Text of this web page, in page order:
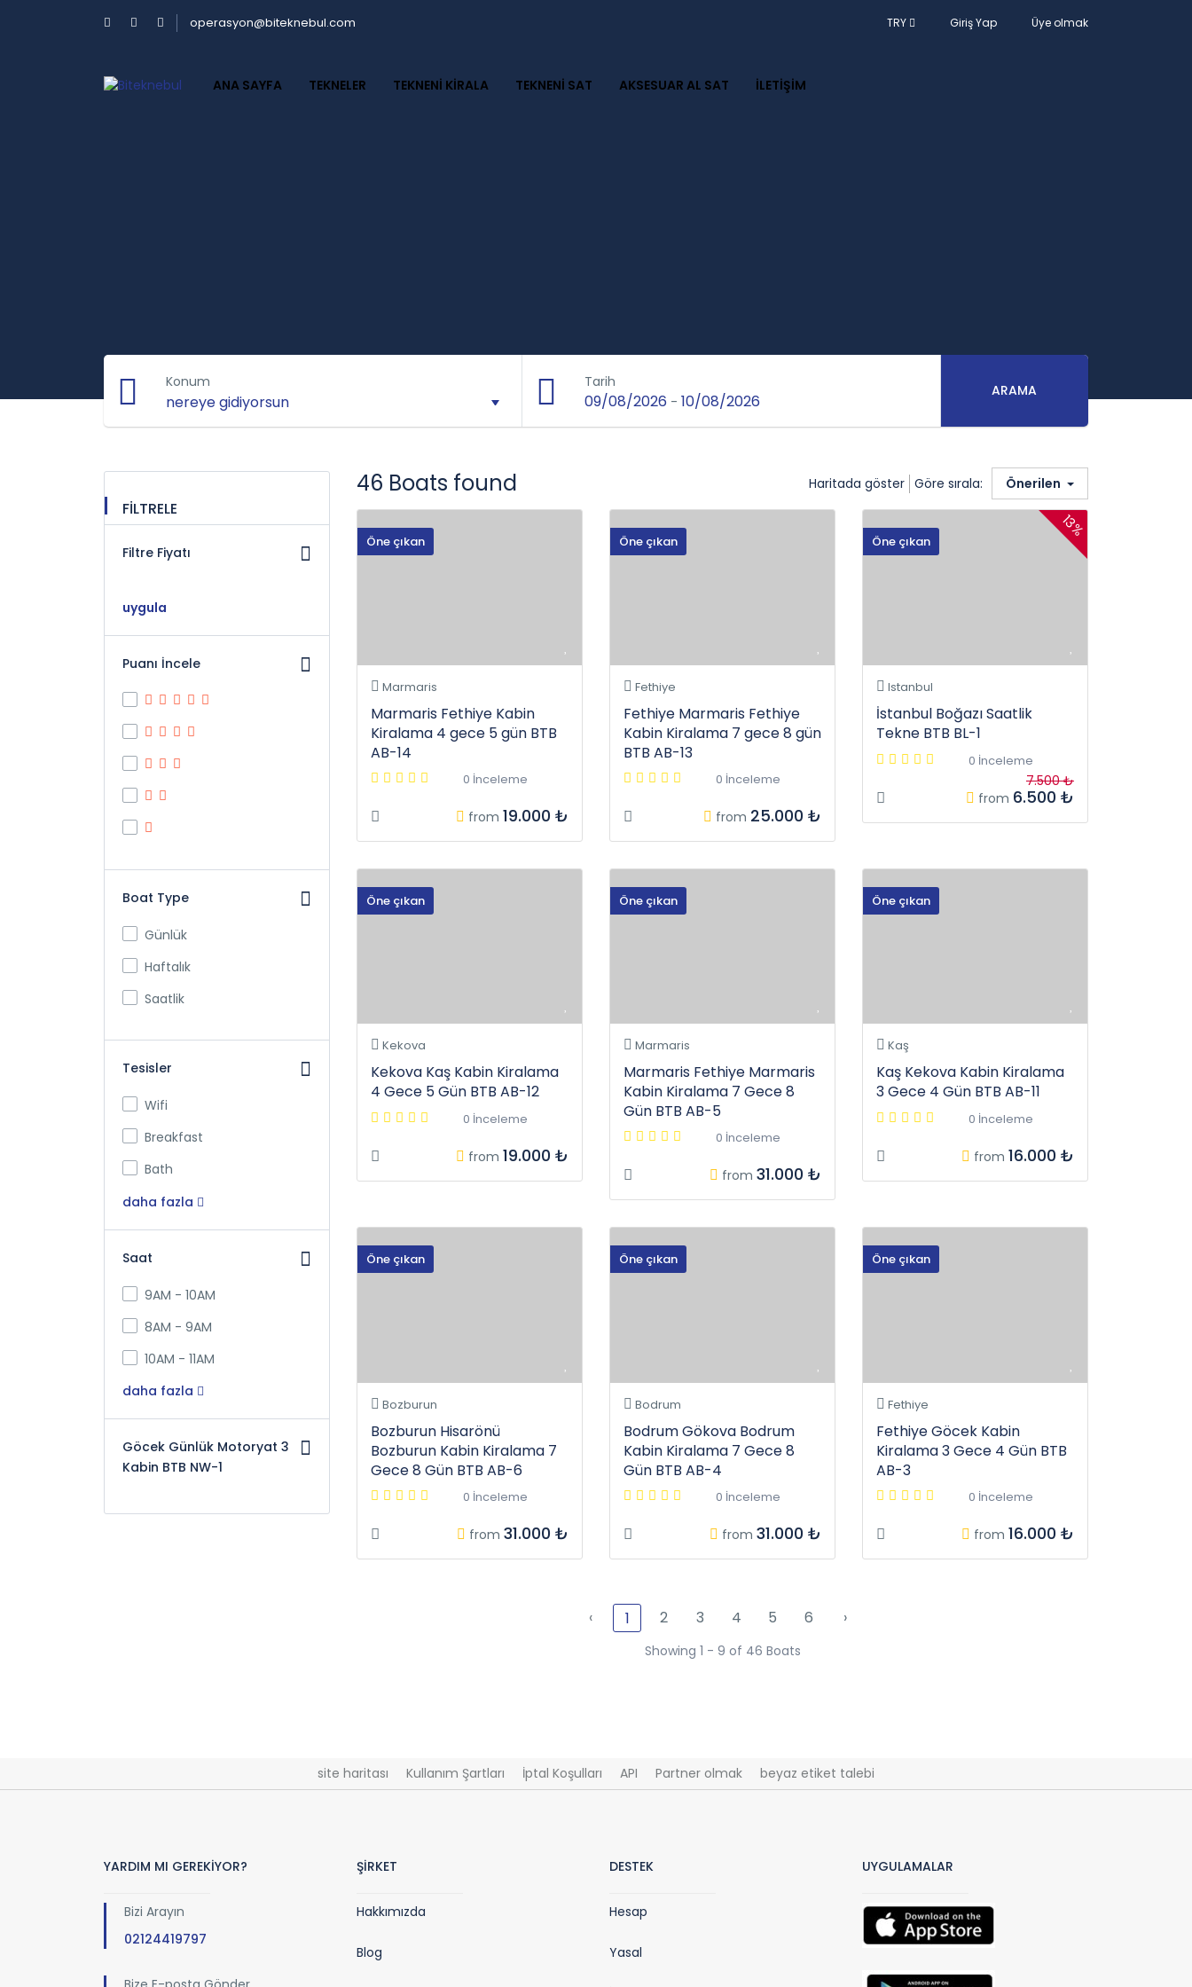
operasyon@biteknebul.com TRY Giriş Yap Üye olmak
ANA SAYFA TEKNELER TEKNENI KIRALA TEKNENI SAT AKSESUAR AL SAT İLETIŞIM
Konum Tarih
09/08/2026 - 10/08/2026
ARAMA
FİLTRELE
Filtre Fiyatı
uygula
Puanı İncele
Boat Type
Günlük
Haftalık
Saatlik
Tesisler
Wifi
Breakfast
Bath
daha fazla
Saat
9AM - 10AM
8AM - 9AM
10AM - 11AM
daha fazla
Göcek Günlük Motoryat 3
Kabin BTB NW-1
46 Boats found Haritada göster Göre sırala: Önerilen
Öne çıkan
Marmaris
Marmaris Fethiye Kabin
Kiralama 4 gece 5 gün BTB
AB-14
0 İnceleme
from 19.000 ₺
Öne çıkan
Fethiye
Fethiye Marmaris Fethiye
Kabin Kiralama 7 gece 8 gün
BTB AB-13
0 İnceleme
from 25.000 ₺
Öne çıkan
13%
Istanbul
İstanbul Boğazı Saatlik
Tekne BTB BL-1
0 İnceleme
from
7.500 ₺
6.500 ₺
Öne çıkan
Kekova
Kekova Kaş Kabin Kiralama
4 Gece 5 Gün BTB AB-12
0 İnceleme
from 19.000 ₺
Öne çıkan
Marmaris
Marmaris Fethiye Marmaris
Kabin Kiralama 7 Gece 8
Gün BTB AB-5
0 İnceleme
from 31.000 ₺
Öne çıkan
Kaş
Kaş Kekova Kabin Kiralama
3 Gece 4 Gün BTB AB-11
0 İnceleme
from 16.000 ₺
Öne çıkan
Bozburun
Bozburun Hisarönü
Bozburun Kabin Kiralama 7
Gece 8 Gün BTB AB-6
0 İnceleme
from 31.000 ₺
Öne çıkan
Bodrum
Bodrum Gökova Bodrum
Kabin Kiralama 7 Gece 8
Gün BTB AB-4
0 İnceleme
from 31.000 ₺
Öne çıkan
Fethiye
Fethiye Göcek Kabin
Kiralama 3 Gece 4 Gün BTB
AB-3
0 İnceleme
from 16.000 ₺
‹ 1 2 3 4 5 6 ›
Showing 1 - 9 of 46 Boats
site haritası Kullanım Şartları İptal Koşulları API Partner olmak beyaz etiket talebi
YARDIM MI GEREKİYOR?
Bizi Arayın
02124419797
ŞİRKET
Hakkımızda
Blog
DESTEK
Hesap
Yasal
UYGULAMALAR